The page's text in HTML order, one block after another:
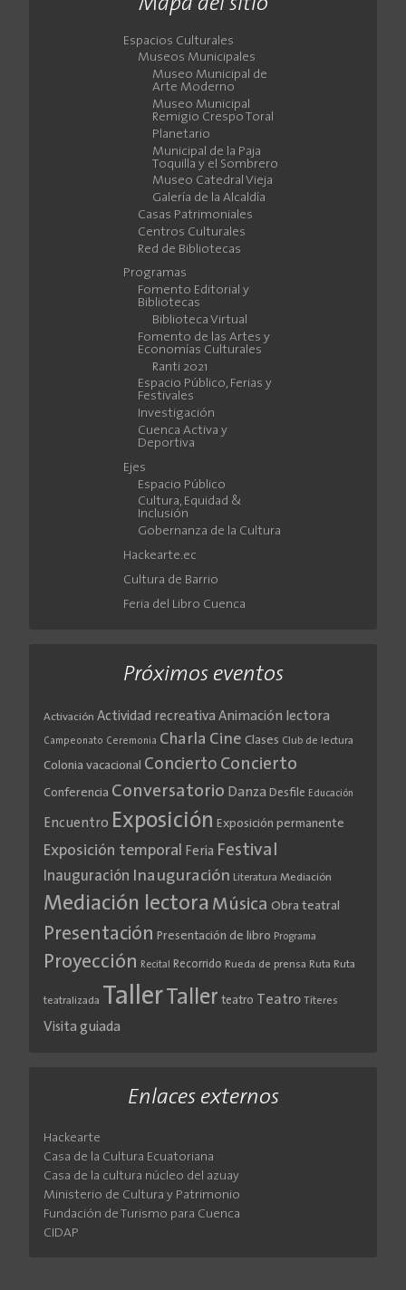
Espacios Culturales
Museos Municipales
Museo Municipal de
Arte Moderno
Museo Municipal
Remigio Crespo Toral
Planetario
Municipal de la Paja
Toquilla y el Sombrero
Museo Catedral Vieja
Galería de la Alcaldía
Casas Patrimoniales
Centros Culturales
Red de Bibliotecas
Programas
Fomento Editorial y
Bibliotecas
Biblioteca Virtual
Fomento de las Artes y
Economías Culturales
Ranti 2021
Espacio Público, Ferias y
Festivales
Investigación
Cuenca Activa y
Deportiva
Ejes
Espacio Público
Cultura, Equidad &
Inclusión
Gobernanza de la Cultura
Hackearte.ec
Cultura de Barrio
Feria del Libro Cuenca
Próximos eventos
Activación Actividad recreativa Animación lectora
Campeonato Ceremonia Charla Cine Clases Club de lectura
Colonia vacacional Concierto Concierto
Conferencia Conversatorio Danza Desfile Educación
Encuentro Exposición Exposición permanente
Exposición temporal Feria Festival
Inauguración Inauguración Literatura Mediación
Mediación lectora Música Obra teatral
Presentación Presentación de libro Programa
Proyección Recital Recorrido Rueda de prensa Ruta Ruta
teatralizada Taller Taller teatro Teatro Títeres
Visita guiada
Enlaces externos
Hackearte
Casa de la Cultura Ecuatoriana
Casa de la cultura núcleo del azuay
Ministerio de Cultura y Patrimonio
Fundación de Turismo para Cuenca
CIDAP